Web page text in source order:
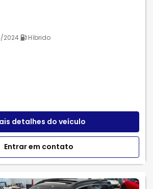
2024
Híbrido
detalhes do veículo
Entrar em contato